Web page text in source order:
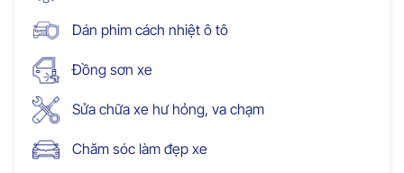
Dán phim cách nhiệt ô tô
Đồng sơn xe
Sửa chữa xe hư hỏng, va chạm
Chăm sóc làm đẹp xe